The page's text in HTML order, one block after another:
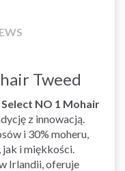
Tweed
NO 1 Mohair
z innowacją.
i 30% moheru,
jak i miękkości.
Irlandii, oferuje